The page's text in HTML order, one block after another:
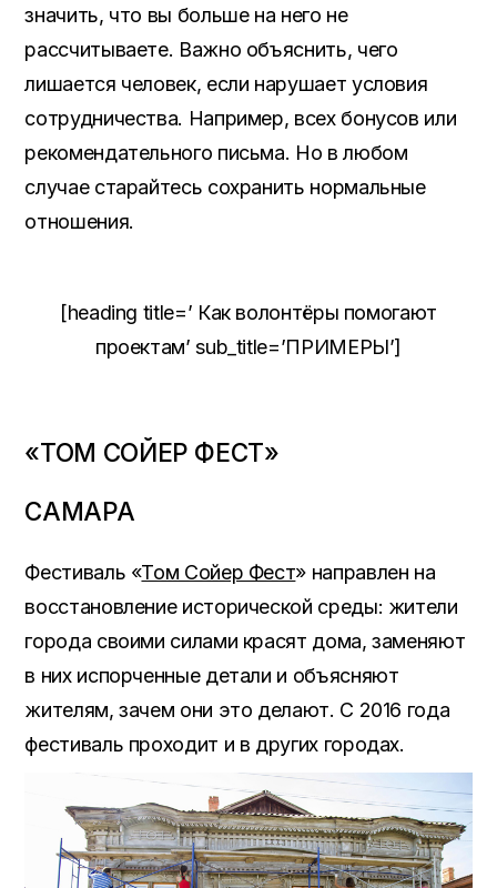
значить, что вы больше на него не
рассчитываете. Важно объяснить, чего
лишается человек, если нарушает условия
сотрудничества. Например, всех бонусов или
рекомендательного письма. Но в любом
случае старайтесь сохранить нормальные
отношения.
[heading title=’ Как волонтёры помогают
проектам’ sub_title=’ПРИМЕРЫ’]
«ТОМ СОЙЕР ФЕСТ»
САМАРА
Фестиваль «Том Сойер Фест» направлен на
восстановление исторической среды: жители
города своими силами красят дома,заменяют
в них испорченные детали и объясняют
жителям,зачем они это делают. С 2016 года
фестиваль проходит и в других городах.